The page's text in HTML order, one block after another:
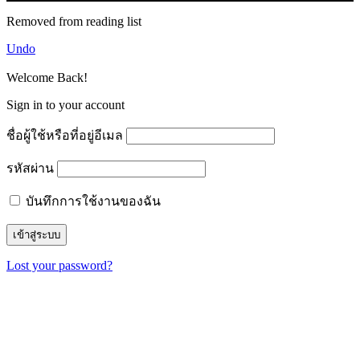
Removed from reading list
Undo
Welcome Back!
Sign in to your account
ชื่อผู้ใช้หรือที่อยู่อีเมล
รหัสผ่าน
บันทึกการใช้งานของฉัน
Lost your password?